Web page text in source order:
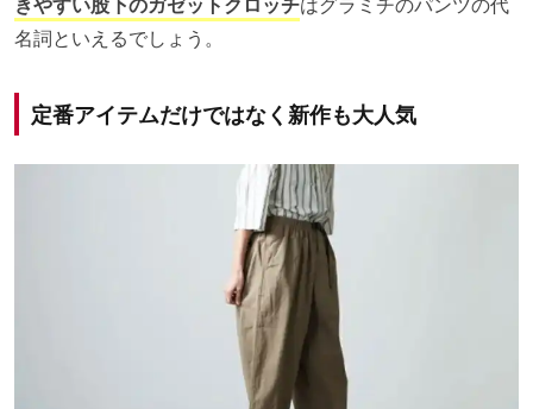
名詞といえるでしょう。
定番アイテムだけではなく新作も大人気